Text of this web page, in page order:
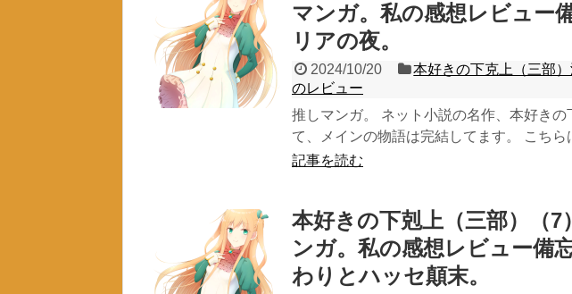
マンガ。私の感想レビュー
リアの夜。
2024/10/20 本好きの下克上（三部
のレビュー
推しマンガ。 ネット小説の名作、本好き
て、メインの物語は完結してます。 こち
記事を読む
本好きの下剋上（三部）（
ンガ。私の感想レビュー備
わりとハッセ顛末。